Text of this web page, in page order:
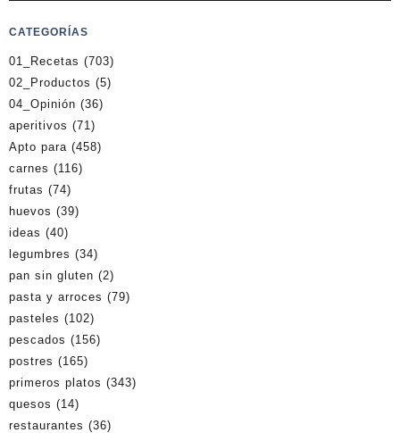
CATEGORÍAS
01_Recetas (703)
02_Productos (5)
04_Opinión (36)
aperitivos (71)
Apto para (458)
carnes (116)
frutas (74)
huevos (39)
ideas (40)
legumbres (34)
pan sin gluten (2)
pasta y arroces (79)
pasteles (102)
pescados (156)
postres (165)
primeros platos (343)
quesos (14)
restaurantes (36)